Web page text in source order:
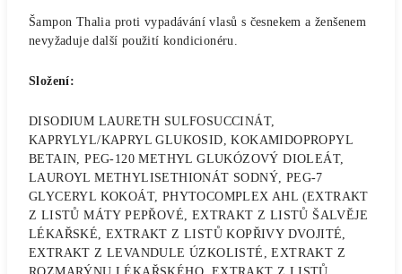
Šampon Thalia proti vypadávání vlasů s česnekem a ženšenem
nevyžaduje další použití kondicionéru.
Složení:
DISODIUM LAURETH SULFOSUCCINÁT,
KAPRYLYL/KAPRYL GLUKOSID, KOKAMIDOPROPYL
BETAIN, PEG-120 METHYL GLUKÓZOVÝ DIOLEÁT,
LAUROYL METHYLISETHIONÁT SODNÝ, PEG-7
GLYCERYL KOKOÁT, PHYTOCOMPLEX AHL (EXTRAKT
Z LISTŮ MÁTY PEPŘOVÉ, EXTRAKT Z LISTŮ ŠALVĚJE
LÉKAŘSKÉ, EXTRAKT Z LISTŮ KOPŘIVY DVOJITÉ,
EXTRAKT Z LEVANDULE ÚZKOLISTÉ, EXTRAKT Z